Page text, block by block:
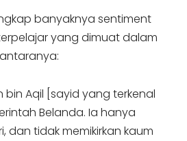
banyaknya sentiment
yang dimuat dalam
bin Aqil [sayid yang terkenal
Belanda. Ia hanya
dan tidak memikirkan kaum